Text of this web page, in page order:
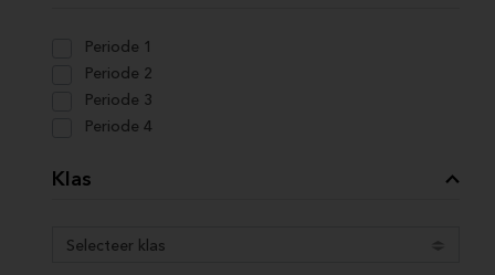
Periode 1
Periode 2
Periode 3
Periode 4
Klas